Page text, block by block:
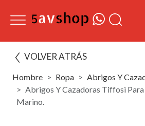
VOLVER ATRÁS
Hombre Ropa
Abrigos Y
Abrigos Y Cazadoras Tiffosi
Marino.